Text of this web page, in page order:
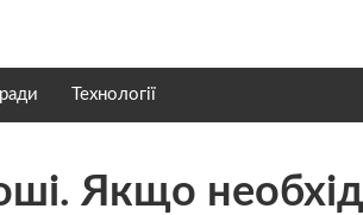
Технології
Якщо